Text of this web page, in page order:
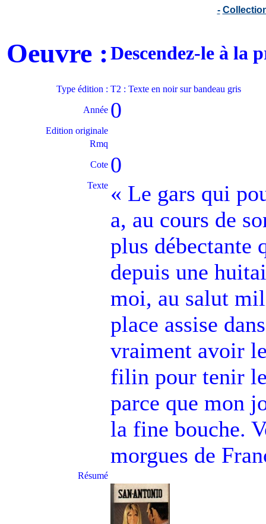
-
Oeuvre :Descendez-le à la
Type édition : T2 : Texte en noir sur bandeau gris
Année 0
Edition originale
Rmq
Cote 0
Texte « Le gars qui
a, au cours de
plus débectante
depuis une
moi, au salut
place assise
vraiment avoir
filin pour tenir
parce que mon
la fine bouche.
morgues de
Résumé